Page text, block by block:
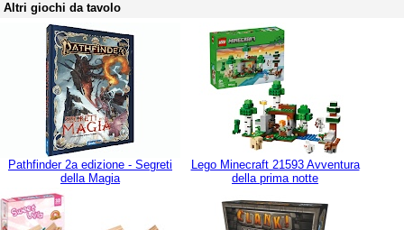
Altri giochi da tavolo
Pathfinder 2a edizione - Segreti
della Magia
Lego Minecraft 21593 Avventura
della prima notte